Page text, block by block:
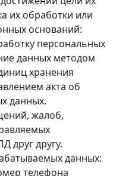
их обработки или
оснований:
персональных
данных методом
хранения
акта об
данных.
жалоб,
друг другу.
данных:
телефона